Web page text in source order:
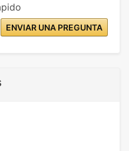
ENVIAR UNA PREGUNTA